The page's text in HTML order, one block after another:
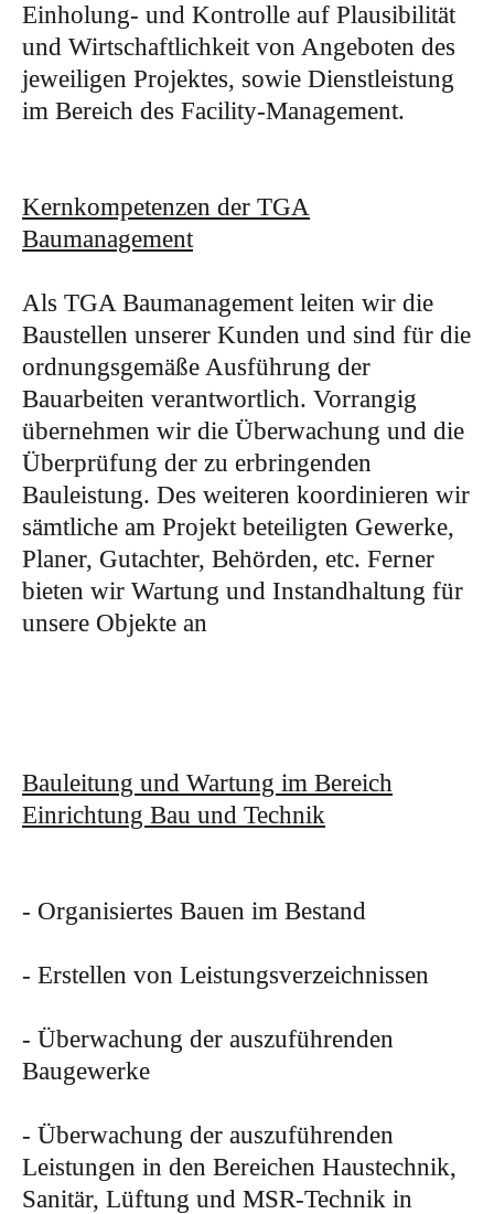
Einholung- und Kontrolle auf Plausibilität
und Wirtschaftlichkeit von Angeboten des
jeweiligen Projektes, sowie Dienstleistung
im Bereich des Facility-Management.
Kernkompetenzen der TGA
Baumanagement
Als TGA Baumanagement leiten wir die
Baustellen unserer Kunden und sind für die
ordnungsgemäße Ausführung der
Bauarbeiten verantwortlich. Vorrangig
übernehmen wir die Überwachung und die
Überprüfung der zu erbringenden
Bauleistung. Des weiteren koordinieren wir
sämtliche am Projekt beteiligten Gewerke,
Planer, Gutachter, Behörden, etc. Ferner
bieten wir Wartung und Instandhaltung für
unsere Objekte an
Bauleitung und Wartung im Bereich
Einrichtung Bau und Technik
- Organisiertes Bauen im Bestand
- Erstellen von Leistungsverzeichnissen
- Überwachung der auszuführenden
Baugewerke
- Überwachung der auszuführenden
Leistungen in den Bereichen Haustechnik,
Sanitär, Lüftung und MSR-Technik in